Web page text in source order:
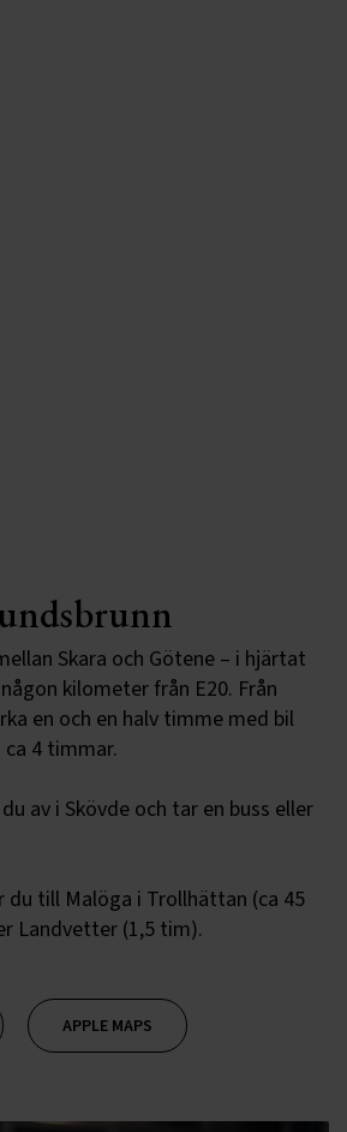
Skara och Götene – i hjärtat
kilometer från E20. Från
en och en halv timme med bil
4 timmar.
av i Skövde och tar en buss eller
du till Malöga i Trollhättan (ca 45
Landvetter (1,5 tim).
APPLE MAPS